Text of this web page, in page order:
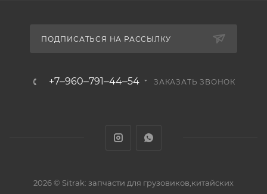
ПОДПИСАТЬСЯ НА РАССЫЛКУ
+7‒960‒791‒44‒54 ЗАКАЗАТЬ ЗВОНОК
2026 © Sitrak: запчасти для грузовиков,китайских